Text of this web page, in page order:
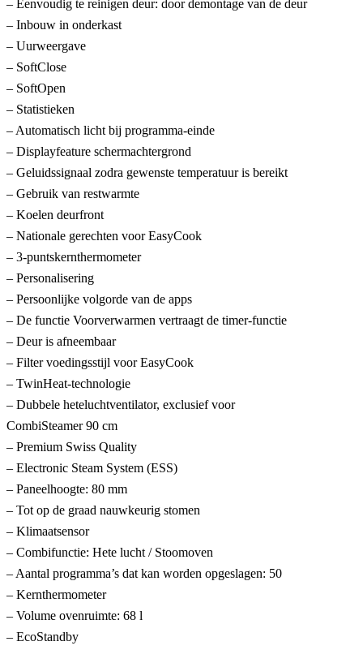
– Eenvoudig te reinigen deur: door demontage van de deur
– Inbouw in onderkast
– Uurweergave
– SoftClose
– SoftOpen
– Statistieken
– Automatisch licht bij programma-einde
– Displayfeature schermachtergrond
– Geluidssignaal zodra gewenste temperatuur is bereikt
– Gebruik van restwarmte
– Koelen deurfront
– Nationale gerechten voor EasyCook
– 3-puntskernthermometer
– Personalisering
– Persoonlijke volgorde van de apps
– De functie Voorverwarmen vertraagt de timer-functie
– Deur is afneembaar
– Filter voedingsstijl voor EasyCook
– TwinHeat-technologie
– Dubbele heteluchtventilator, exclusief voor
CombiSteamer 90 cm
– Premium Swiss Quality
– Electronic Steam System (ESS)
– Paneelhoogte: 80 mm
– Tot op de graad nauwkeurig stomen
– Klimaatsensor
– Combifunctie: Hete lucht / Stoomoven
– Aantal programma’s dat kan worden opgeslagen: 50
– Kernthermometer
– Volume ovenruimte: 68 l
– EcoStandby